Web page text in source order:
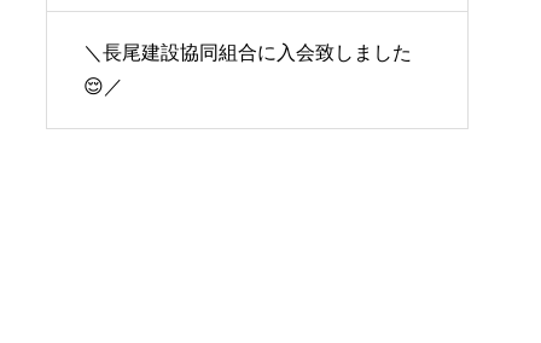
＼長尾建設協同組合に入会致しました
😌／